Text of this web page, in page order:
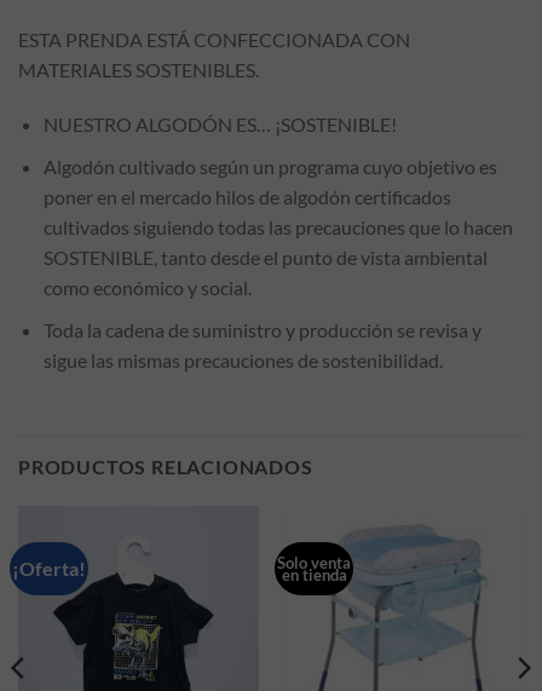
ESTA PRENDA ESTÁ CONFECCIONADA CON
MATERIALES SOSTENIBLES.
NUESTRO ALGODÓN ES… ¡SOSTENIBLE!
Algodón cultivado según un programa cuyo objetivo es
poner en el mercado hilos de algodón certificados
cultivados siguiendo todas las precauciones que lo hacen
SOSTENIBLE, tanto desde el punto de vista ambiental
como económico y social.
Toda la cadena de suministro y producción se revisa y
sigue las mismas precauciones de sostenibilidad.
PRODUCTOS RELACIONADOS
¡Oferta! Solo venta
en tienda